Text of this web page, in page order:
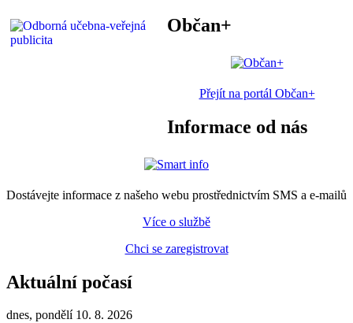
Občan+
Přejít na portál Občan+
Informace od nás
Dostávejte informace z našeho webu prostřednictvím SMS a e-mailů
Více o službě
Chci se zaregistrovat
Aktuální počasí
dnes, pondělí 10. 8. 2026